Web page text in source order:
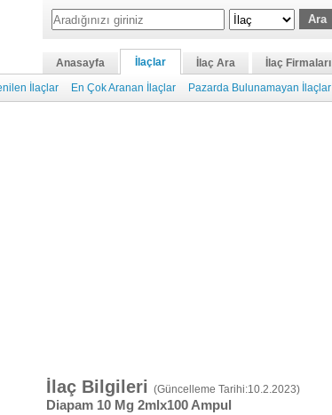
Anasayfa İlaçlar İlaç Ara
İlaç Firmaları
İlaçlar En Çok Aranan İlaçlar Pazarda Bulunamayan İlaçlar
İlaç Bilgileri (Güncelleme Tarihi:10.2.2023)
Diapam 10 Mg 2mlx100 Ampul